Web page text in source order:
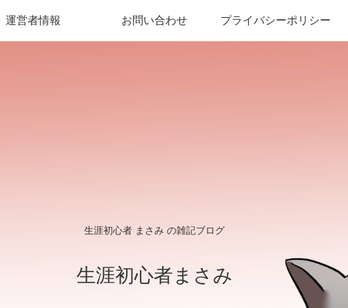
生涯初心者 まさみ の雑記ブログ
生涯初心者まさみ
運営者情報 お問い合わせ プライバシーポリシー